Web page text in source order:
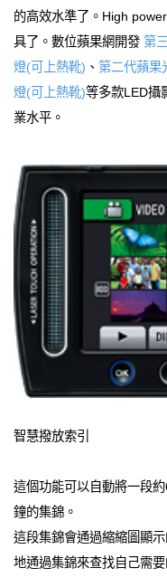
的高效水準了。High
具了。數位蘋果網開發 第
燈(可上熱靴) 、 第二代蘋果
燈(可上熱靴)等多款LED攝
業水平。
智慧撥放索引
這個功能可以自動將一段
鐘的集錦。
這段集錦會通過縮縮圖顯
地通過集錦來查找自己需要